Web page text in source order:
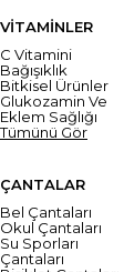
VİTAMİNLER
C Vitamini
Bağışıklık
Bitkisel Ürünler
Glukozamin Ve
Eklem Sağlığı
Tümünü Gör
ÇANTALAR
Bel Çantaları
Okul Çantaları
Su Sporları
Çantaları